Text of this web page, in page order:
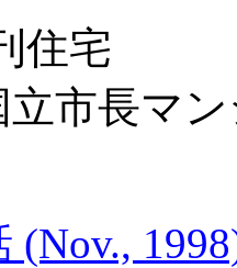
住宅
市長マ
(Nov.,